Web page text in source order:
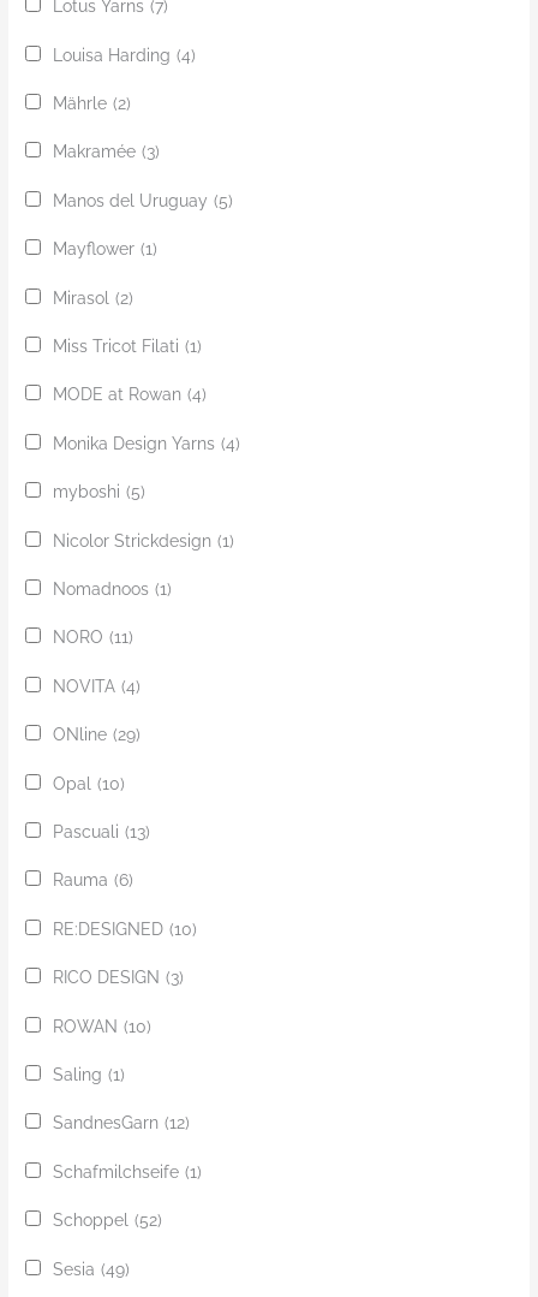
Lotus Yarns (7)
Louisa Harding (4)
Mährle (2)
Makramée (3)
Manos del Uruguay (5)
Mayflower (1)
Mirasol (2)
Miss Tricot Filati (1)
MODE at Rowan (4)
Monika Design Yarns (4)
myboshi (5)
Nicolor Strickdesign (1)
Nomadnoos (1)
NORO (11)
NOVITA (4)
ONline (29)
Opal (10)
Pascuali (13)
Rauma (6)
RE:DESIGNED (10)
RICO DESIGN (3)
ROWAN (10)
Saling (1)
SandnesGarn (12)
Schafmilchseife (1)
Schoppel (52)
Sesia (49)